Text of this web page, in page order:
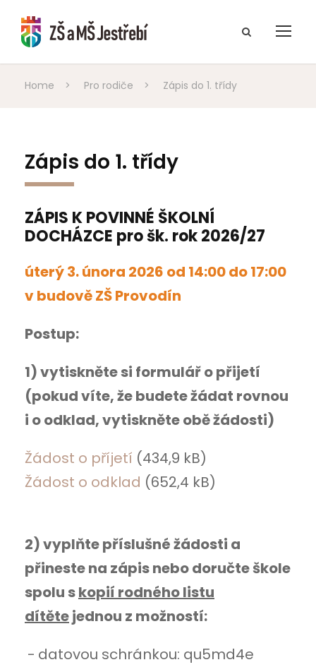
Home > Pro rodiče > Zápis do 1. třídy
Zápis do 1. třídy
ZÁPIS K POVINNÉ ŠKOLNÍ
DOCHÁZCE pro šk. rok 2026/27
úterý 3. února 2026 od 14:00 do 17:00
v budově ZŠ Provodín
Postup:
1) vytiskněte si formulář o přijetí
(pokud víte, že budete žádat rovnou
i o odklad, vytiskněte obě žádosti)
Žádost o příjetí (434,9 kB)
Žádost o odklad (652,4 kB)
2) vyplňte příslušné žádosti a
přineste na zápis nebo doručte škole
spolu skopií rodného listu
dítětejednou z možností:
- datovou schránkou: qu5md4e